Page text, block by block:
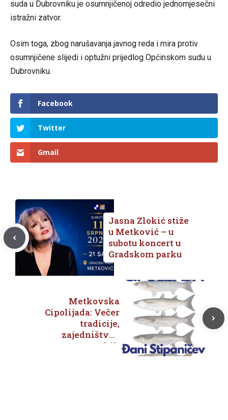
suda u Dubrovniku je osumnjičenoj odredio jednomjesečni
istražni zatvor.
Osim toga, zbog narušavanja javnog reda i mira protiv
osumnjičene slijedi i optužni prijedlog Općinskom sudu u
Dubrovniku.
Facebook
Twitter
Gmail
Jasna Zlokić stiže
u Metković – u
subotu koncert u
Gradskom parku
Metkovska
Cipolijada: Večer
tradicije,
zajedništva i
neretvanskih